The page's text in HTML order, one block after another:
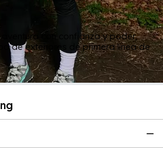
con confianza y poder,
de exteriores de primera línea de